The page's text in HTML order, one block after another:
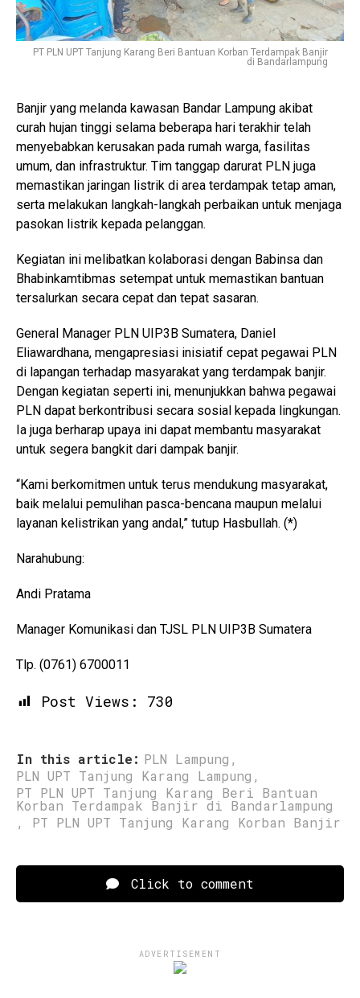
PT PLN UPT Tanjung Karang Beri Bantuan Korban Terdampak Banjir
di Bandarlampung
Banjir yang melanda kawasan Bandar Lampung akibat
curah hujan tinggi selama beberapa hari terakhir telah
menyebabkan kerusakan pada rumah warga, fasilitas
umum, dan infrastruktur. Tim tanggap darurat PLN juga
memastikan jaringan listrik di area terdampak tetap aman,
serta melakukan langkah-langkah perbaikan untuk menjaga
pasokan listrik kepada pelanggan.
Kegiatan ini melibatkan kolaborasi dengan Babinsa dan
Bhabinkamtibmas setempat untuk memastikan bantuan
tersalurkan secara cepat dan tepat sasaran.
General Manager PLN UIP3B Sumatera, Daniel
Eliawardhana, mengapresiasi inisiatif cepat pegawai PLN
di lapangan terhadap masyarakat yang terdampak banjir.
Dengan kegiatan seperti ini, menunjukkan bahwa pegawai
PLN dapat berkontribusi secara sosial kepada lingkungan.
Ia juga berharap upaya ini dapat membantu masyarakat
untuk segera bangkit dari dampak banjir.
“Kami berkomitmen untuk terus mendukung masyarakat,
baik melalui pemulihan pasca-bencana maupun melalui
layanan kelistrikan yang andal,” tutup Hasbullah. (*)
Narahubung:
Andi Pratama
Manager Komunikasi dan TJSL PLN UIP3B Sumatera
Tlp. (0761) 6700011
Post Views: 730
In this article: PLN Lampung ,
PLN UPT Tanjung Karang Lampung ,
PT PLN UPT Tanjung Karang Beri Bantuan
Korban Terdampak Banjir di Bandarlampung
, PT PLN UPT Tanjung Karang Korban Banjir
Click to comment
ADVERTISEMENT